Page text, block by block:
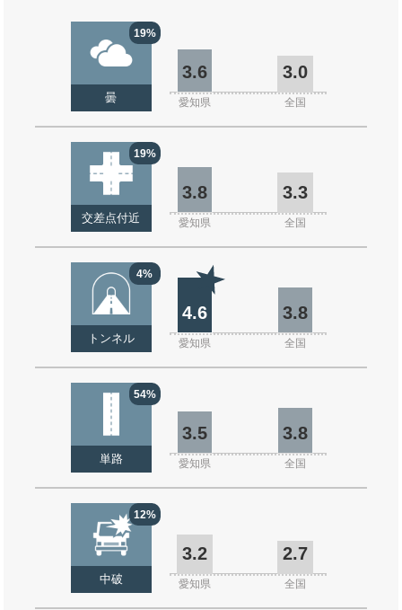
19%
曇
3.6 3.0
愛知県 全国
19%
交差点付近
3.8 3.3
愛知県 全国
4%
トンネル
4.6 3.8
愛知県 全国
54%
単路
3.5 3.8
愛知県 全国
12%
中破
3.2 2.7
愛知県 全国